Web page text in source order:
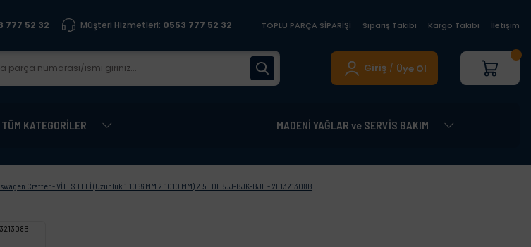
777 52 32 Müşteri Hizmetleri: 0553 777 52 32 TOPLU PARÇA SİPARİŞİ Sipariş Takibi Kargo Takibi İletişim
Giriş / Üye Ol
TÜM KATEGORİLER MADENİ YAĞLAR ve SERVİS BAKIM
Crafter - VİTES TELİ (Uzunluk 1:1066 MM 2:1010 MM) 2.5 TDI BJJ-BJK-BJL - 2E1321308B